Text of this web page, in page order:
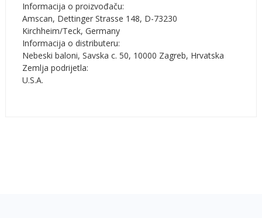
Informacija o proizvođaču:
Amscan, Dettinger Strasse 148, D-73230
Kirchheim/Teck, Germany
Informacija o distributeru:
Nebeski baloni, Savska c. 50, 10000 Zagreb, Hrvatska
Zemlja podrijetla:
U.S.A.